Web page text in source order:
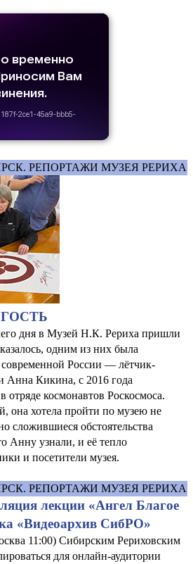
РЕПОРТАЖИ МУЗЕЯ РЕРИХА
дня в Музей Н.К. Рериха пришли
одним из них была
России — лётчик-
Анна Кикина, с 2016 года
космонавтов Роскосмоса.
она хотела пройти по музею не
сложившиеся обстоятельства
Анну узнали, и её тепло
и посетители музея.
РЕПОРТАЖИ МУЗЕЯ РЕРИХА
лекции «Ангел Благое
«Видеоархив СибРО»
11:00) Сибирским Рериховским
для онлайн-аудитории